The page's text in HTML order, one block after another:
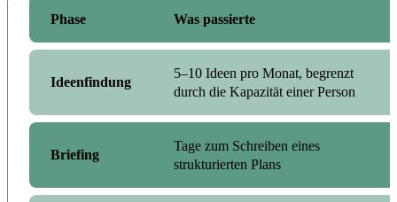
Phase Was passierte
Ideenfindung
5–10 Ideen pro Monat, begrenzt
durch die Kapazität einer Person
Briefing
Tage zum Schreiben eines
strukturierten Plans